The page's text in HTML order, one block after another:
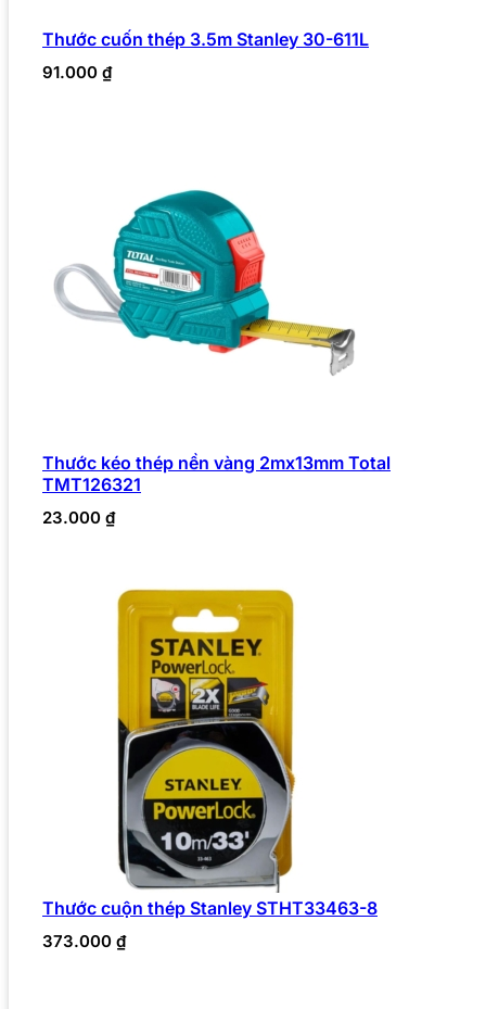
Thước cuốn thép 3.5m Stanley 30-611L
91.000 ₫
Thước kéo thép nền vàng 2mx13mm Total
TMT126321
23.000 ₫
Thước cuộn thép Stanley STHT33463-8
373.000 ₫